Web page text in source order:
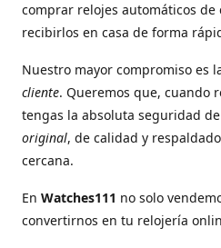
comprar relojes automáticos
recibirlos en casa de forma
Nuestro mayor compromiso es
cliente. Queremos que, cuando
tengas la absoluta seguridad
original, de calidad y
cercana.
En Watches111 no solo
convertirnos en tu relojería